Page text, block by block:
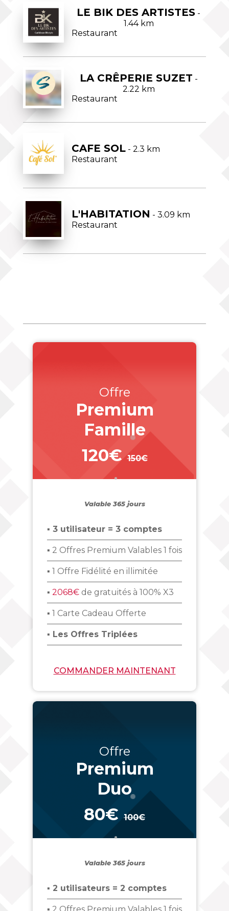
LE BIK DES ARTISTES -
1.44 km
Restaurant
LA CRÊPERIE SUZET -
2.22 km
Restaurant
CAFE SOL- 2.3 km
Restaurant
L'HABITATION - 3.09 km
Restaurant
Offre
Premium
Duo
80€ 100€
Valable 365 jours
▪ 2 utilisateurs = 2 comptes
Offre
Premium
Famille
120€ 150€
_
Valable 365 jours
▪ 3 utilisateur = 3 comptes
▪ 2 Offres Premium Valables 1 fois
▪ 1 Offre Fidélité en illimitée
▪ 2068€ de gratuités à 100% X3
▪ 1 Carte Cadeau Offerte
▪ Les Offres Triplées
COMMANDER MAINTENANT